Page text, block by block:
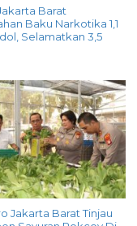
Barat
Baku Narkotika 1,1
Selamatkan 3,5
Jakarta Barat Tinjau